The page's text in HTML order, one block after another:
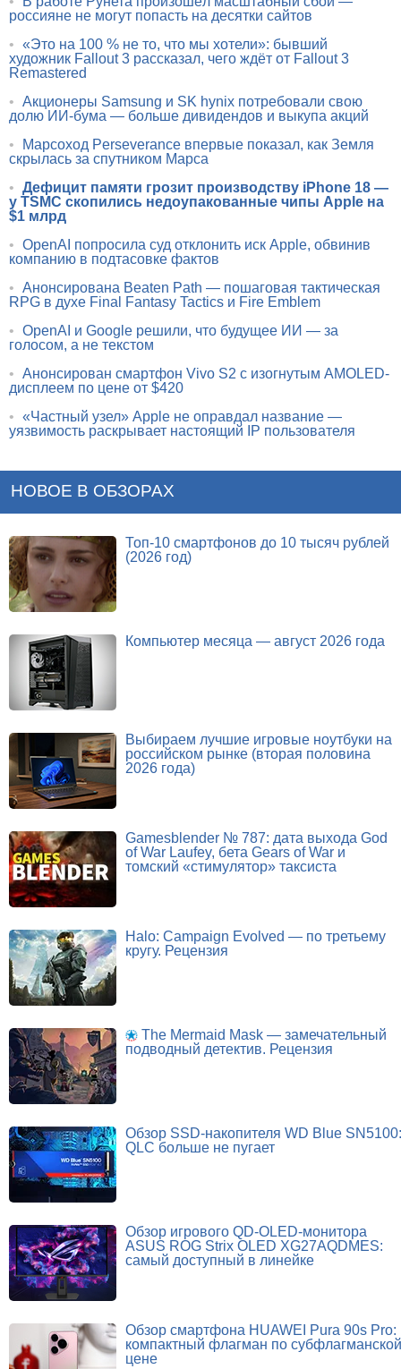
россияне не могут попасть на десятки сайтов
• «Это на 100 % не то, что мы хотели»: бывший
художник Fallout 3 рассказал, чего ждёт от Fallout 3
Remastered
• Акционеры Samsung и SK hynix потребовали свою
долю ИИ-бума — больше дивидендов и выкупа акций
•
Марсоход Perseverance впервые показал, как Земля
скрылась за спутником Марса
• Дефицит памяти грозит производству iPhone 18 —
у TSMC скопились недоупакованные чипы Apple на
$1 млрд
• OpenAI попросила суд отклонить иск Apple, обвинив
компанию в подтасовке фактов
• Анонсирована Beaten Path — пошаговая тактическая
RPG в духе Final Fantasy Tactics и Fire Emblem
• OpenAI и Google решили, что будущее ИИ — за
голосом, а не текстом
• Анонсирован смартфон Vivo S2 с изогнутым AMOLED-
дисплеем по цене от $420
• «Частный узел» Apple не оправдал название —
уязвимость раскрывает настоящий IP пользователя
НОВОЕ В ОБЗОРАХ
Топ-10 смартфонов до 10 тысяч рублей
(2026 год)
Компьютер месяца — август 2026 года
Выбираем лучшие игровые ноутбуки на
российском рынке (вторая половина
2026 года)
Gamesblender № 787: дата выхода God
of War Laufey, бета Gears of War и
томский «стимулятор» таксиста
Halo: Campaign Evolved — по третьему
кругу. Рецензия
The Mermaid Mask — замечательный
подводный детектив. Рецензия
Обзор SSD-накопителя WD Blue SN5100:
QLC больше не пугает
Обзор игрового QD-OLED-монитора
ASUS ROG Strix OLED XG27AQDMES:
самый доступный в линейке
Обзор смартфона HUAWEI Pura 90s Pro:
компактный флагман по субфлагманской
цене